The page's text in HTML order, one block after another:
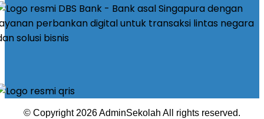
© Copyright 2026 AdminSekolah All rights reserved.